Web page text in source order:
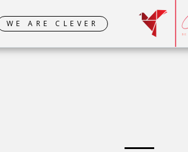
Scrie-ne pe WhatsApp
WE ARE CLEVER